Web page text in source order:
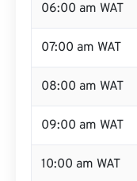
06:00 am WAT
07:00 am WAT
08:00 am WAT
09:00 am WAT
10:00 am WAT